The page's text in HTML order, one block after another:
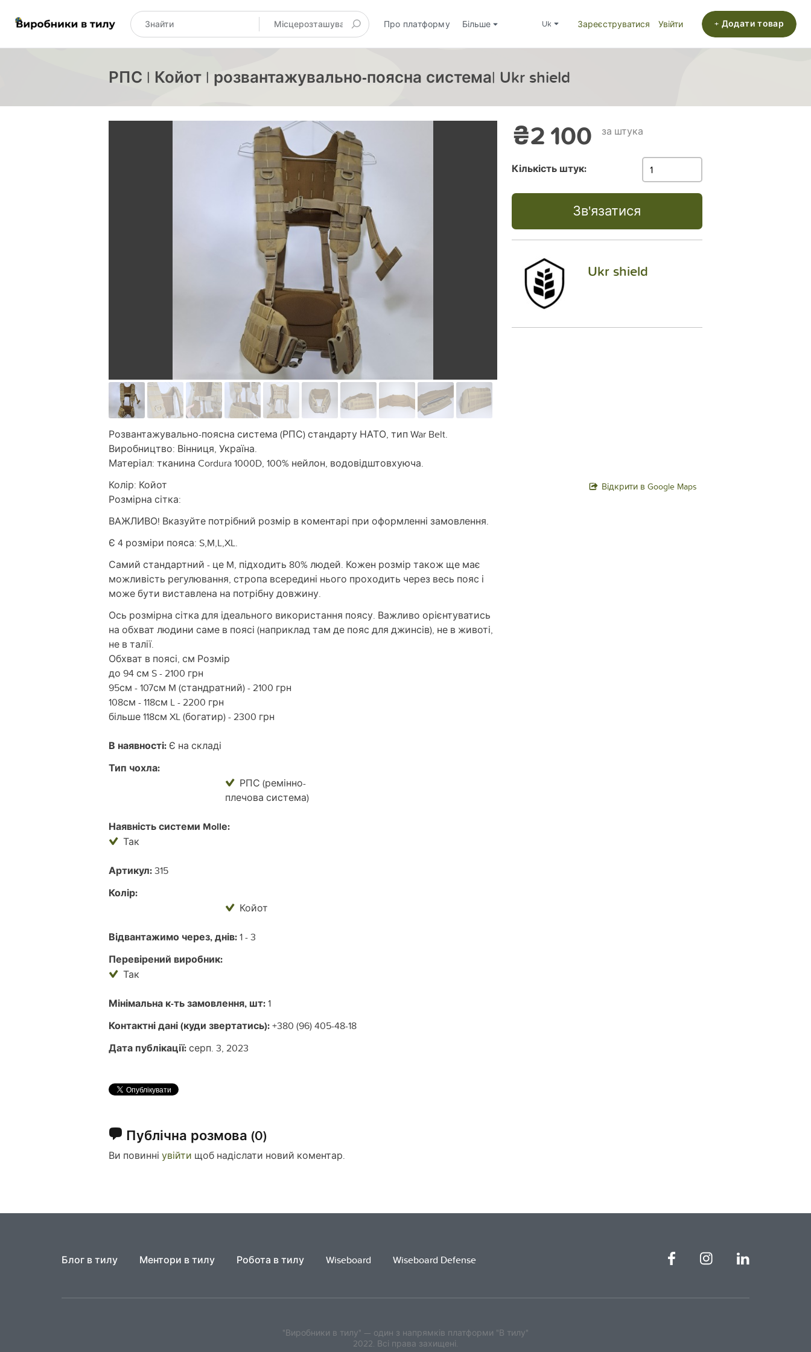
Про платформу Більше uk Зареєструватися Увійти + Додати товар
РПС | Койот | розвантажувально-поясна система| Ukr shield
Розвантажувально-поясна система (РПС) стандарту НАТО, тип War Belt.
Виробництво: Вінниця, Україна.
Матеріал: тканина Cordura 1000D, 100% нейлон, водовідштовхуюча.
Колір: Койот
Розмірна сітка:
ВАЖЛИВО! Вказуйте потрібний розмір в коментарі при оформленні замовлення.
Є 4 розміри пояса: S,M,L,XL.
Самий стандартний - це M, підходить 80% людей. Кожен розмір також ще має
можливість регулювання, стропа всередині нього проходить через весь пояс і
може бути виставлена на потрібну довжину.
Ось розмірна сітка для ідеального використання поясу. Важливо орієнтуватись
на обхват людини саме в поясі (наприклад там де пояс для джинсів), не в животі,
не в талії.
Обхват в поясі, см Розмір
до 94 см S - 2100 грн
95см - 107см M (стандратний) - 2100 грн
108см - 118см L - 2200 грн
більше 118см XL (богатир) - 2300 грн
В наявності: Є на складі
Тип чохла:
РПС (ремінно-
плечова система)
Наявність системи Mollе:
Так
Артикул:315
Колір:
Койот
Відвантажимо через, днів:1 - 3
Перевірений виробник:
Так
Мінімальна к-ть замовлення, шт:1
Контактні дані (куди звертатись):+380 (96) 405-48-18
Дата публікації:серп. 3, 2023
Публічна розмова (0)
Ви повинні увійти щоб надіслати новий коментар.
₴2 100 за штука
Кількість штук:
Зв'язатися
Ukr shield
Відкрити в Google Maps
Блог в тилу Ментори в тилу Робота в тилу Wiseboard Wiseboard Defense
"Виробники в тилу" — один з напрямків платформи "В тилу"
2022. Всі права захищені.